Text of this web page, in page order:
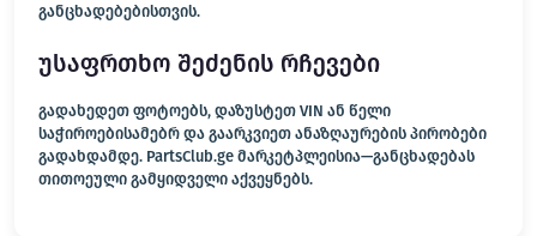
განცხადებებისთვის.
უსაფრთხო შეძენის რჩევები
გადახედეთ ფოტოებს, დაზუსტეთ VIN ან წელი
საჭიროებისამებრ და გაარკვიეთ ანაზღაურების პირობები
გადახდამდე. PartsClub.ge მარკეტპლეისია—განცხადებას
თითოეული გამყიდველი აქვეყნებს.